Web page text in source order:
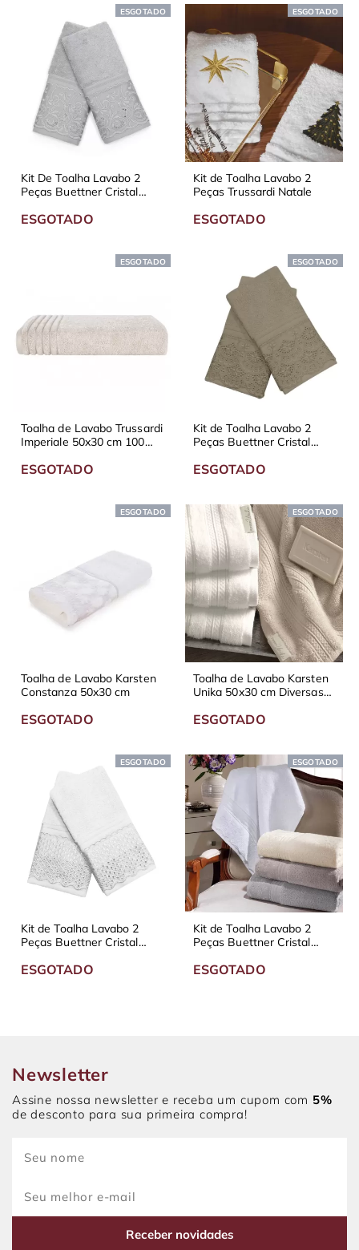
ESGOTADO
Kit De Toalha Lavabo 2
Peças Buettner Cristal
ESGOTADO
ESGOTADO
Kit de Toalha Lavabo 2
Peças Trussardi Natale
ESGOTADO
ESGOTADO
Toalha de Lavabo Trussardi
Imperiale 50x30 cm 100%
ESGOTADO
ESGOTADO
Kit de Toalha Lavabo 2
Peças Buettner Cristal
ESGOTADO
ESGOTADO
Toalha de Lavabo Karsten
Constanza 50x30 cm
ESGOTADO
ESGOTADO
Toalha de Lavabo Karsten
Unika 50x30 cm Diversas
ESGOTADO
ESGOTADO
Kit de Toalha Lavabo 2
Peças Buettner Cristal
ESGOTADO
ESGOTADO
Kit de Toalha Lavabo 2
Peças Buettner Cristal
ESGOTADO
Newsletter
Assine nossa newsletter e receba um cupom com 5%
de desconto para sua primeira compra!
Receber novidades